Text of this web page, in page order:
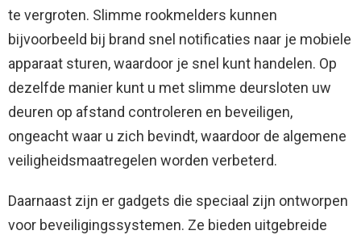
te vergroten. Slimme rookmelders kunnen
bijvoorbeeld bij brand snel notificaties naar je mobiele
apparaat sturen, waardoor je snel kunt handelen. Op
dezelfde manier kunt u met slimme deursloten uw
deuren op afstand controleren en beveiligen,
ongeacht waar u zich bevindt, waardoor de algemene
veiligheidsmaatregelen worden verbeterd.
Daarnaast zijn er gadgets die speciaal zijn ontworpen
voor beveiligingssystemen. Ze bieden uitgebreide